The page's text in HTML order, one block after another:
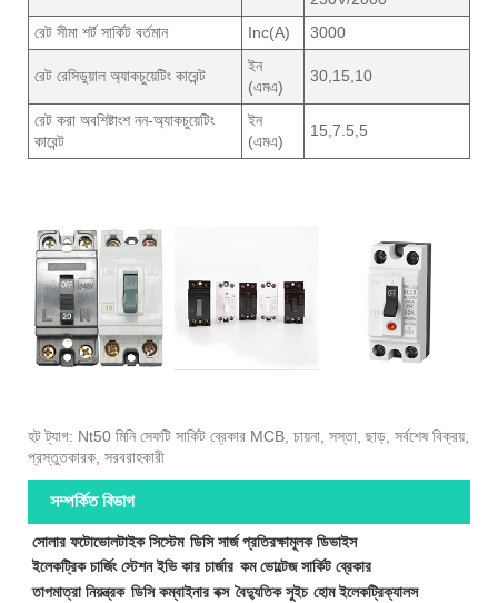
রেট সীমা শর্ট সার্কিট বর্তমান
Inc(A) 3000
রেট রেসিডুয়াল অ্যাকচুয়েটিং কারেন্ট
ইন
(এমএ)
30,15,10
রেট করা অবশিষ্টাংশ নন-অ্যাকচুয়েটিং
কারেন্ট
ইন
(এমএ)
15,7.5,5
হট ট্যাগ: Nt50 মিনি সেফটি সার্কিট ব্রেকার MCB, চায়না, সস্তা, ছাড়, সর্বশেষ বিক্রয়,
প্রস্তুতকারক, সরবরাহকারী
সম্পর্কিত বিভাগ
সোলার ফটোভোলটাইক সিস্টেম ডিসি সার্জ প্রতিরক্ষামূলক ডিভাইস
ইলেকট্রিক চার্জিং স্টেশন ইভি কার চার্জার কম ভোল্টেজ সার্কিট ব্রেকার
তাপমাত্রা নিয়ন্ত্রক ডিসি কম্বাইনার বক্স বৈদ্যুতিক সুইচ হোম ইলেকট্রিক্যালস